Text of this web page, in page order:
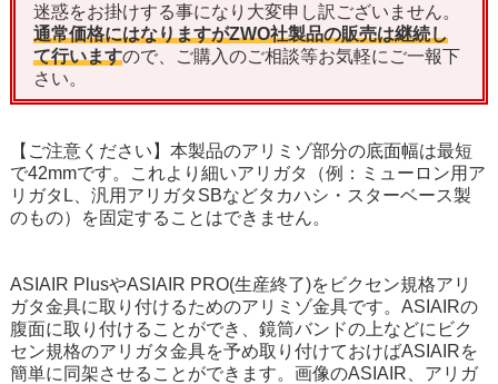
迷惑をお掛けする事になり大変申し訳ございません。
通常価格にはなりますがZWO社製品の販売は継続し
て行いますので、ご購入のご相談等お気軽にご一報下
さい。
【ご注意ください】本製品のアリミゾ部分の底面幅は最短
で42mmです。これより細いアリガタ（例：ミューロン用ア
リガタL、汎用アリガタSBなどタカハシ・スターベース製
のもの）を固定することはできません。
ASIAIR PlusやASIAIR PRO(生産終了)をビクセン規格アリ
ガタ金具に取り付けるためのアリミゾ金具です。ASIAIRの
腹面に取り付けることができ、鏡筒バンドの上などにビク
セン規格のアリガタ金具を予め取り付けておけばASIAIRを
簡単に同架させることができます。画像のASIAIR、アリガ